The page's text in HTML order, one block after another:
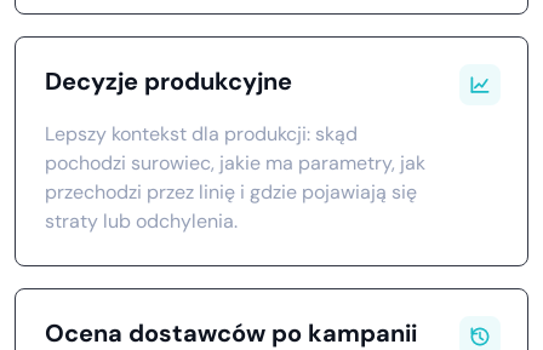
Decyzje produkcyjne
Lepszy kontekst dla produkcji: skąd
pochodzi surowiec, jakie ma parametry, jak
przechodzi przez linię i gdzie pojawiają się
straty lub odchylenia.
Ocena dostawców po kampanii